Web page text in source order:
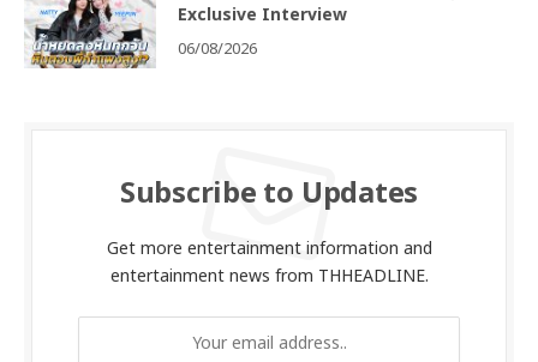
Exclusive Interview
06/08/2026
Subscribe to Updates
Get more entertainment information and
entertainment news from THHEADLINE.